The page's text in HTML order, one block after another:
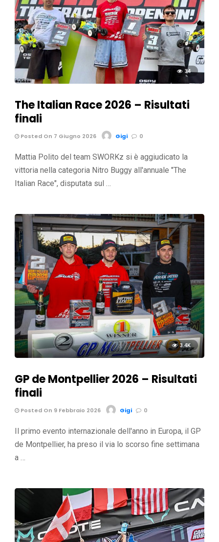
34
The Italian Race 2026 – Risultati
finali
Posted On 7 Giugno 2026 Gigi 0
Mattia Polito del team SWORKz si è aggiudicato la
vittoria nella categoria Nitro Buggy all'annuale "The
Italian Race", disputata sul …
3.4K
GP de Montpellier 2026 – Risultati
finali
Posted On 9 Febbraio 2026 Gigi 0
Il primo evento internazionale dell'anno in Europa, il GP
de Montpellier, ha preso il via lo scorso fine settimana
a …